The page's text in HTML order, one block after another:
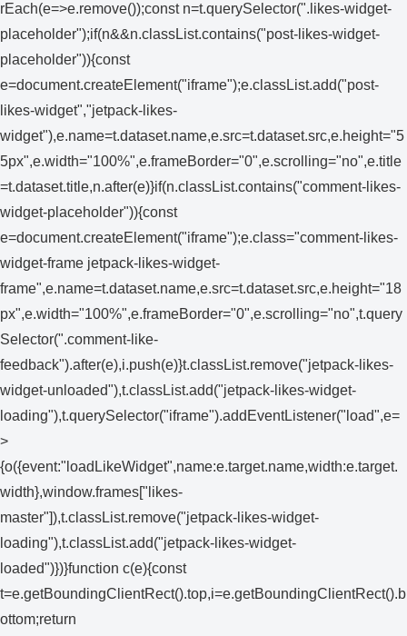
rEach(e=>e.remove());const n=t.querySelector(".likes-widget-
placeholder");if(n&&n.classList.contains("post-likes-widget-
placeholder")){const
e=document.createElement("iframe");e.classList.add("post-
likes-widget","jetpack-likes-
widget"),e.name=t.dataset.name,e.src=t.dataset.src,e.height="5
5px",e.width="100%",e.frameBorder="0",e.scrolling="no",e.title
=t.dataset.title,n.after(e)}if(n.classList.contains("comment-likes-
widget-placeholder")){const
e=document.createElement("iframe");e.class="comment-likes-
widget-frame jetpack-likes-widget-
frame",e.name=t.dataset.name,e.src=t.dataset.src,e.height="18
px",e.width="100%",e.frameBorder="0",e.scrolling="no",t.query
Selector(".comment-like-
feedback").after(e),i.push(e)}t.classList.remove("jetpack-likes-
widget-unloaded"),t.classList.add("jetpack-likes-widget-
loading"),t.querySelector("iframe").addEventListener("load",e=
>
{o({event:"loadLikeWidget",name:e.target.name,width:e.target.
width},window.frames["likes-
master"]),t.classList.remove("jetpack-likes-widget-
loading"),t.classList.add("jetpack-likes-widget-
loaded")})}function c(e){const
t=e.getBoundingClientRect().top,i=e.getBoundingClientRect().b
ottom;return